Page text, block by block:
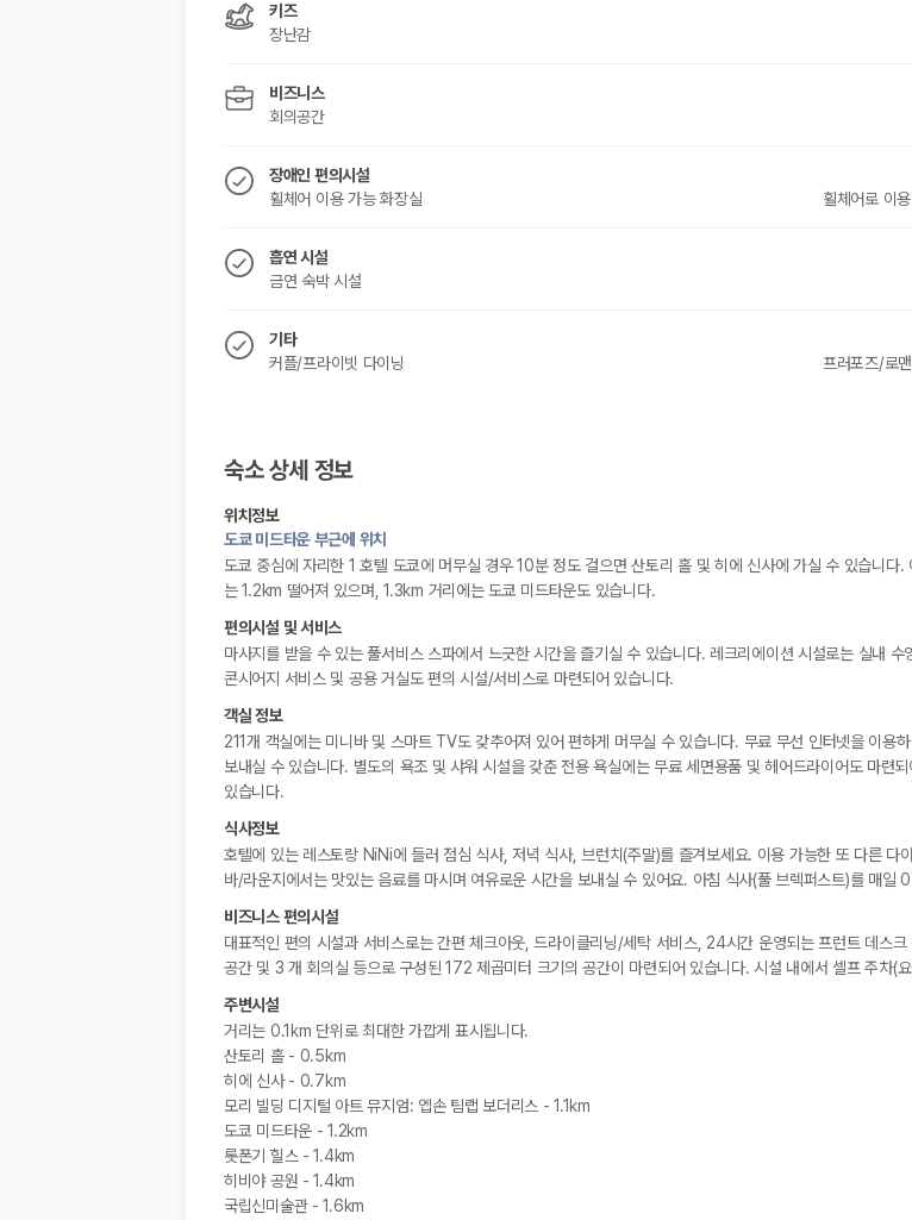
키즈
장난감
비즈니스
회의공간
장애인 편의시설
휠체어 이용 가능 화장실
휠체어로 이
흡연 시설
금연 숙박 시설
기타
커플/프라이빗 다이닝
프러포즈/로
숙소 상세 정보
위치정보
도쿄 미드타운 부근에 위치
도쿄 중심에 자리한 1 호텔 도쿄에 머무실 경우 10분 정도 걸으면 산토리 홀 및 히에 신사에 가실 수 있습니
는 1.2km 떨어져 있으며, 1.3km 거리에는 도쿄 미드타운도 있습니다.
편의시설 및 서비스
마사지를 받을 수 있는 풀서비스 스파에서 느긋한 시간을 즐기실 수 있습니다. 레크리에이션 시설로는 실내
콘시어지 서비스 및 공용 거실도 편의 시설/서비스로 마련되어 있습니다.
객실 정보
211개 객실에는 미니바 및 스마트 TV도 갖추어져 있어 편하게 머무실 수 있습니다. 무료 무선 인터넷을 이용
보내실 수 있습니다. 별도의 욕조 및 샤워 시설을 갖춘 전용 욕실에는 무료 세면용품 및 헤어드라이어도 마련
있습니다.
식사정보
호텔에 있는 레스토랑 NiNi에 들러 점심 식사, 저녁 식사, 브런치(주말)를 즐겨보세요. 이용 가능한 또 다른
바/라운지에서는 맛있는 음료를 마시며 여유로운 시간을 보내실 수 있어요. 아침 식사(풀 브렉퍼스트)를 매
비즈니스 편의시설
대표적인 편의 시설과 서비스로는 간편 체크아웃, 드라이클리닝/세탁 서비스, 24시간 운영되는 프런트 데스
공간 및 3 개 회의실 등으로 구성된 172 제곱미터 크기의 공간이 마련되어 있습니다. 시설 내에서 셀프 주차(
주변시설
거리는 0.1km 단위로 최대한 가깝게 표시됩니다.
산토리 홀 - 0.5km
히에 신사 - 0.7km
모리 빌딩 디지털 아트 뮤지엄: 엡손 팀랩 보더리스 - 1.1km
도쿄 미드타운 - 1.2km
롯폰기 힐스 - 1.4km
히비야 공원 - 1.4km
국립신미술관 - 1.6km